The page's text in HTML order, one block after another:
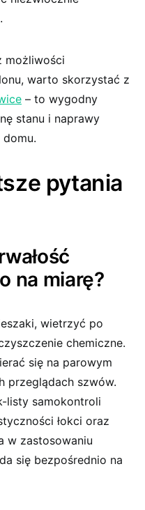
możliwości
warto skorzystać z
– to wygodny
stanu i naprawy
pytania
na miarę?
wietrzyć po
chemiczne.
się na parowym
przeglądach szwów.
listy samokontroli
łokci oraz
w zastosowaniu
się bezpośrednio na